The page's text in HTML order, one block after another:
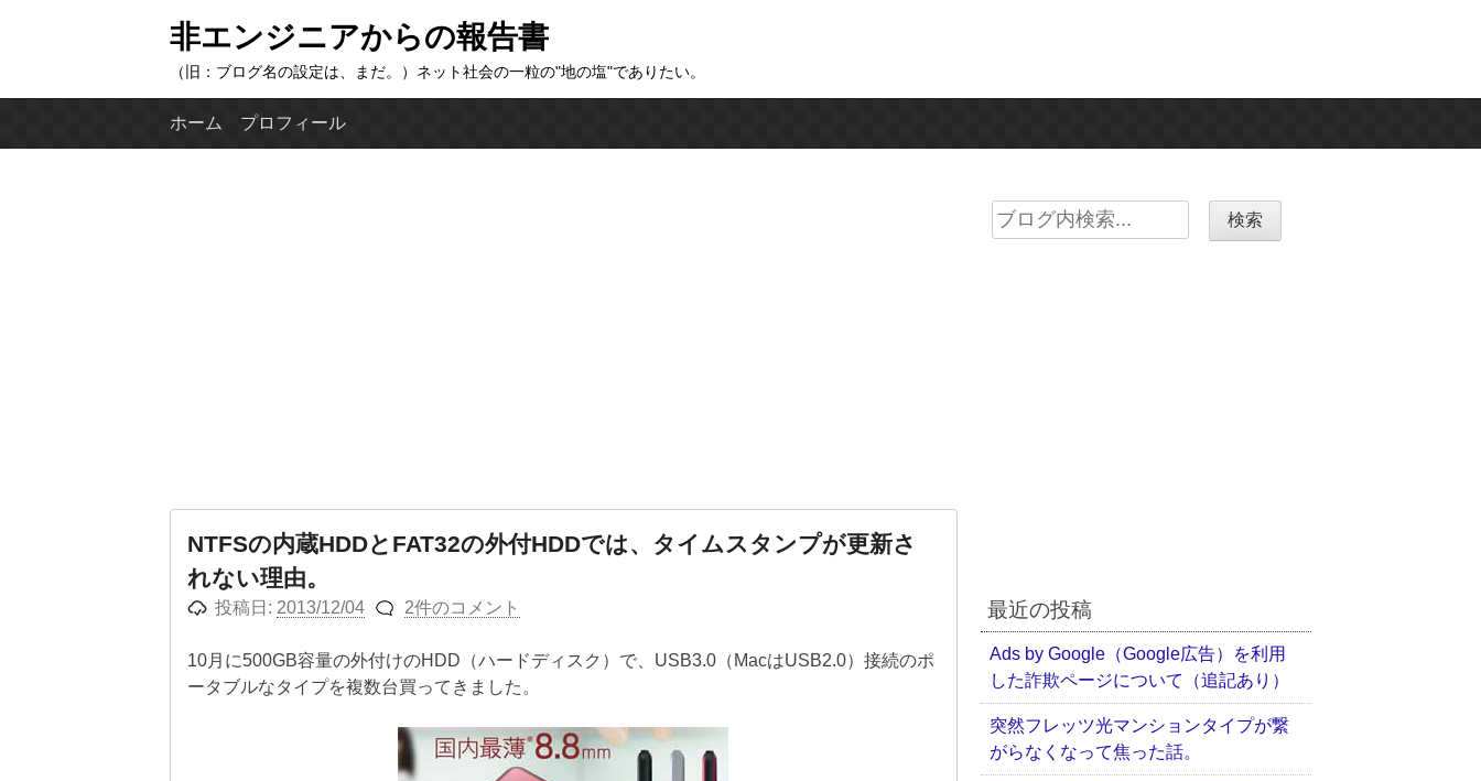
コ
ン
テ
ツ
非エンジニアからの報告書
（旧：ブログ名の設定は、まだ。）ネット社会の一粒の"地の塩"でありたい。
ホーム プロフィール
NTFSの内蔵HDDとFAT32の外付HDDでは、タイムスタンプが更新さ
れない理由。
投稿日: 2013/12/04 2件のコメント
10月に500GB容量の外付けのHDD（ハードディスク）で、USB3.0（MacはUSB2.0）接続のポ
ータブルなタイプを複数台買ってきました。
Search
最近の投稿
Ads by Google（Google広告）を利用
した詐欺ページについて（追記あり）
突然フレッツ光マンションタイプが繋
がらなくなって焦った話。